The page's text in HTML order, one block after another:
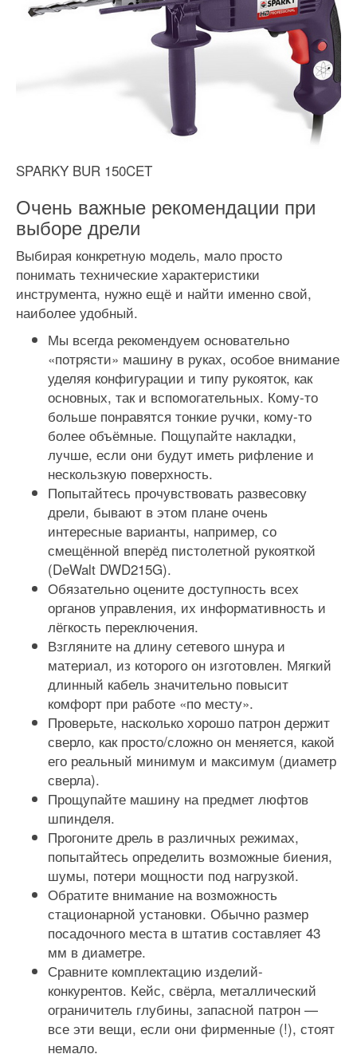
SPARKY BUR 150CET
Очень важные рекомендации при
выборе дрели
Выбирая конкретную модель, мало просто
понимать технические характеристики
инструмента, нужно ещё и найти именно свой,
наиболее удобный.
Мы всегда рекомендуем основательно
«потрясти» машину в руках, особое внимание
уделяя конфигурации и типу рукояток, как
основных, так и вспомогательных. Кому-то
больше понравятся тонкие ручки, кому-то
более объёмные. Пощупайте накладки,
лучше, если они будут иметь рифление и
нескользкую поверхность.
Попытайтесь прочувствовать развесовку
дрели, бывают в этом плане очень
интересные варианты, например, со
смещённой вперёд пистолетной рукояткой
(DeWalt DWD215G).
Обязательно оцените доступность всех
органов управления, их информативность и
лёгкость переключения.
Взгляните на длину сетевого шнура и
материал, из которого он изготовлен. Мягкий
длинный кабель значительно повысит
комфорт при работе «по месту».
Проверьте, насколько хорошо патрон держит
сверло, как просто/сложно он меняется, какой
его реальный минимум и максимум (диаметр
сверла).
Прощупайте машину на предмет люфтов
шпинделя.
Прогоните дрель в различных режимах,
попытайтесь определить возможные биения,
шумы, потери мощности под нагрузкой.
Обратите внимание на возможность
стационарной установки. Обычно размер
посадочного места в штатив составляет 43
мм в диаметре.
Сравните комплектацию изделий-
конкурентов. Кейс, свёрла, металлический
ограничитель глубины, запасной патрон —
все эти вещи, если они фирменные (!), стоят
немало.